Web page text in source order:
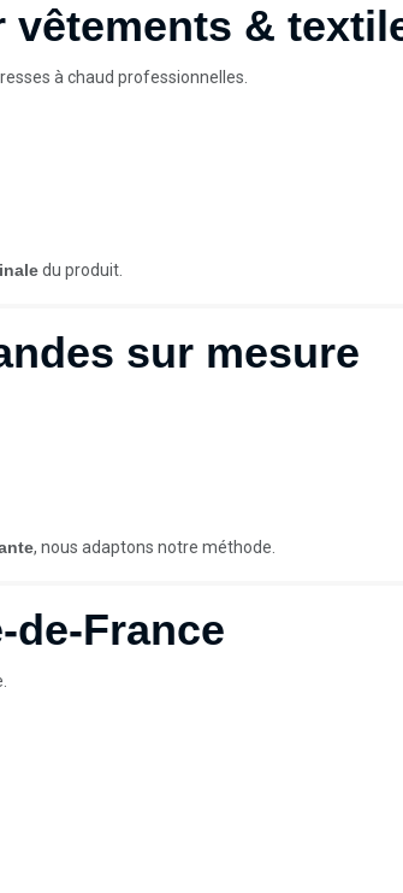
vêtements &
à chaud professionnelles.
du produit.
sur mesure
, nous adaptons notre méthode.
de-France